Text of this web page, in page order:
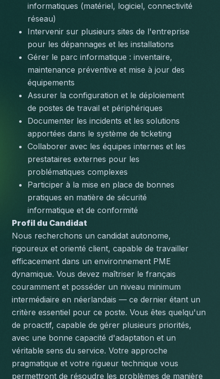
informatiques (matériel, logiciel, connectivité
réseau)
Intervenir sur plusieurs sites de l'entreprise
pour les dépannages et les installations
Gérer le parc informatique : inventaire,
maintenance préventive et mise à jour des
équipements
Assurer la configuration et le déploiement
de postes de travail et périphériques
Documenter les incidents et les solutions
apportées dans le système de ticketing
Collaborer avec les équipes internes et les
prestataires externes pour les
problématiques complexes
Participer à la mise en place de bonnes
pratiques en matière de sécurité
informatique et de conformité
Profil du Candidat
Nous recherchons un candidat autonome,
rigoureux et orienté client, capable de travailler
efficacement dans un environnement PME
dynamique. Vous devez maîtriser le français
couramment et posséder un niveau minimum
intermédiaire en néerlandais — ce dernier étant un
critère essentiel pour ce poste. Vous êtes quelqu'un
de proactif, capable de gérer plusieurs priorités,
avec une bonne capacité d'adaptation et un
véritable sens du service. Votre approche
pragmatique et votre rigueur technique vous
permettront de résoudre les problèmes de manière